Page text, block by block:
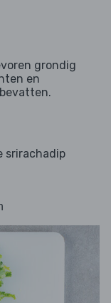
grondig
en
srirachadip